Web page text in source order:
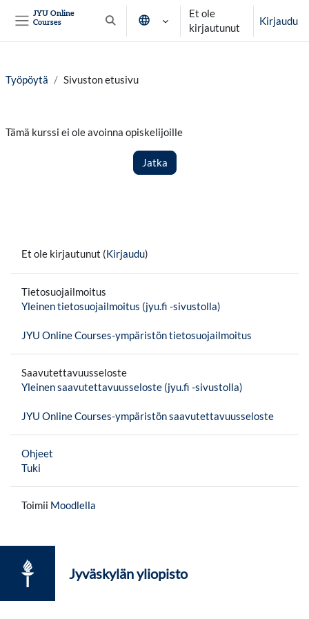
JYU Online
Courses
Vaihda hakusyöttöä
Et ole
kirjautunut
Kirjaudu
Työpöytä Sivuston etusivu
Tämä kurssi ei ole avoinna opiskelijoille
Jatka
Et ole kirjautunut (Kirjaudu)
Tietosuojailmoitus
Yleinen tietosuojailmoitus (jyu.fi -sivustolla)
JYU Online Courses-ympäristön tietosuojailmoitus
Saavutettavuusseloste
Yleinen saavutettavuusseloste (jyu.fi -sivustolla)
JYU Online Courses-ympäristön saavutettavuusseloste
Ohjeet
Tuki
Toimii Moodlella
Jyväskylän yliopisto